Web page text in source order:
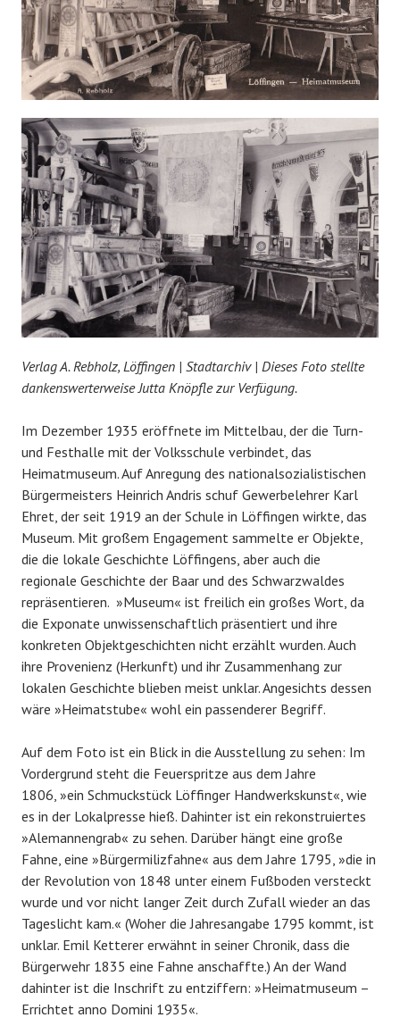
Verlag A. Rebholz, Löffingen | Stadtarchiv| Dieses Foto stellte
dankenswerterweise Jutta Knöpfle zur Verfügung.
Im Dezember 1935 eröffnete im Mittelbau, der die Turn-
und Festhalle mit der Volksschule verbindet, das
Heimatmuseum. Auf Anregung des nationalsozialistischen
Bürgermeisters Heinrich Andris schuf Gewerbelehrer Karl
Ehret, der seit 1919 an der Schule in Löffingen wirkte, das
Museum. Mit großem Engagement sammelte er Objekte,
die die lokale Geschichte Löffingens, aber auch die
regionale Geschichte der Baar und des Schwarzwaldes
repräsentieren. »Museum« ist freilich ein großes Wort, da
die Exponate unwissenschaftlich präsentiert und ihre
konkreten Objektgeschichten nicht erzählt wurden. Auch
ihre Provenienz (Herkunft) und ihr Zusammenhang zur
lokalen Geschichte blieben meist unklar. Angesichts dessen
wäre »Heimatstube« wohl ein passenderer Begriff.
Auf dem Foto ist ein Blick in die Ausstellung zu sehen: Im
Vordergrund steht die Feuerspritze aus dem Jahre
1806, »ein Schmuckstück Löffinger Handwerkskunst«, wie
es in der Lokalpresse hieß. Dahinter ist ein rekonstruiertes
»Alemannengrab« zu sehen. Darüber hängt eine große
Fahne, eine »Bürgermilizfahne« aus dem Jahre 1795, »die in
der Revolution von 1848 unter einem Fußboden versteckt
wurde und vor nicht langer Zeit durch Zufall wieder an das
Tageslicht kam.« (Woher die Jahresangabe 1795 kommt, ist
unklar. Emil Ketterer erwähnt in seiner Chronik, dass die
Bürgerwehr 1835 eine Fahne anschaffte.) An der Wand
dahinter ist die Inschrift zu entziffern: »Heimatmuseum –
Errichtet anno Domini 1935«.